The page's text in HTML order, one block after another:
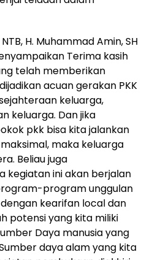
H. Muhammad Amin, SH
Terima kasih
telah memberikan
acuan gerakan PKK
keluarga,
keluarga. Dan jika
pkk bisa kita jalankan
maka keluarga
Beliau juga
kegiatan ini akan berjalan
program unggulan
kearifan local dan
potensi yang kita miliki
Daya manusia yang
daya alam yang kita